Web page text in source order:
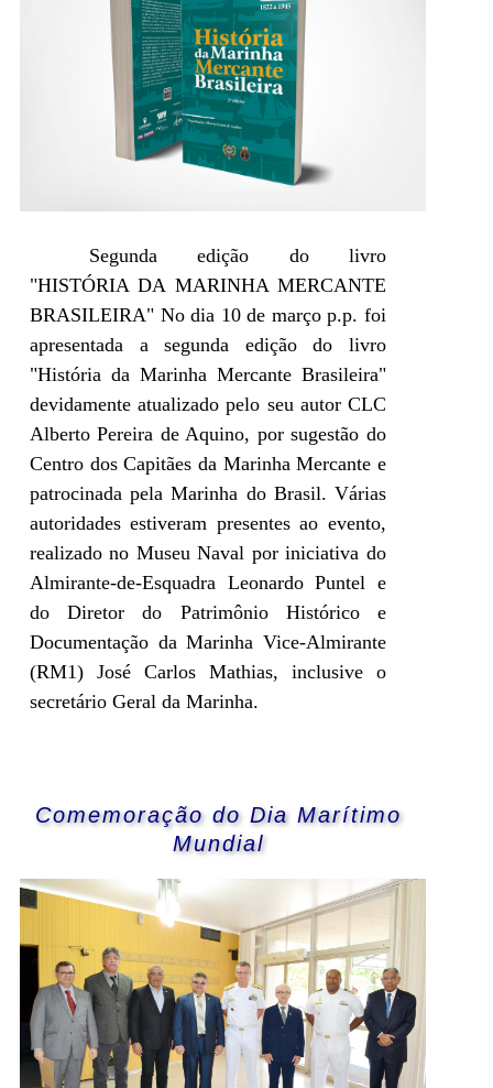
Segunda edição do livro
"HISTÓRIA DA MARINHA MERCANTE
BRASILEIRA" No dia 10 de março p.p. foi
apresentada a segunda edição do livro
"História da Marinha Mercante Brasileira"
devidamente atualizado pelo seu autor CLC
Alberto Pereira de Aquino, por sugestão do
Centro dos Capitães da Marinha Mercante e
patrocinada pela Marinha do Brasil. Várias
autoridades estiveram presentes ao evento,
realizado no Museu Naval por iniciativa do
Almirante-de-Esquadra Leonardo Puntel e
do Diretor do Patrimônio Histórico e
Documentação da Marinha Vice-Almirante
(RM1) José Carlos Mathias, inclusive o
secretário Geral da Marinha.
Comemoração do Dia Marítimo
Mundial